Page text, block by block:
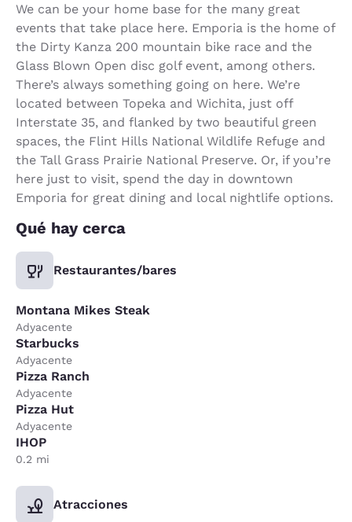
We can be your home base for the many great
events that take place here. Emporia is the home of
the Dirty Kanza 200 mountain bike race and the
Glass Blown Open disc golf event, among others.
There’s always something going on here. We’re
located between Topeka and Wichita, just off
Interstate 35, and flanked by two beautiful green
spaces, the Flint Hills National Wildlife Refuge and
the Tall Grass Prairie National Preserve. Or, if you’re
here just to visit, spend the day in downtown
Emporia for great dining and local nightlife options.
Qué hay cerca
Restaurantes/bares
Montana Mikes Steak
Adyacente
Starbucks
Adyacente
Pizza Ranch
Adyacente
Pizza Hut
Adyacente
IHOP
0.2 mi
Atracciones